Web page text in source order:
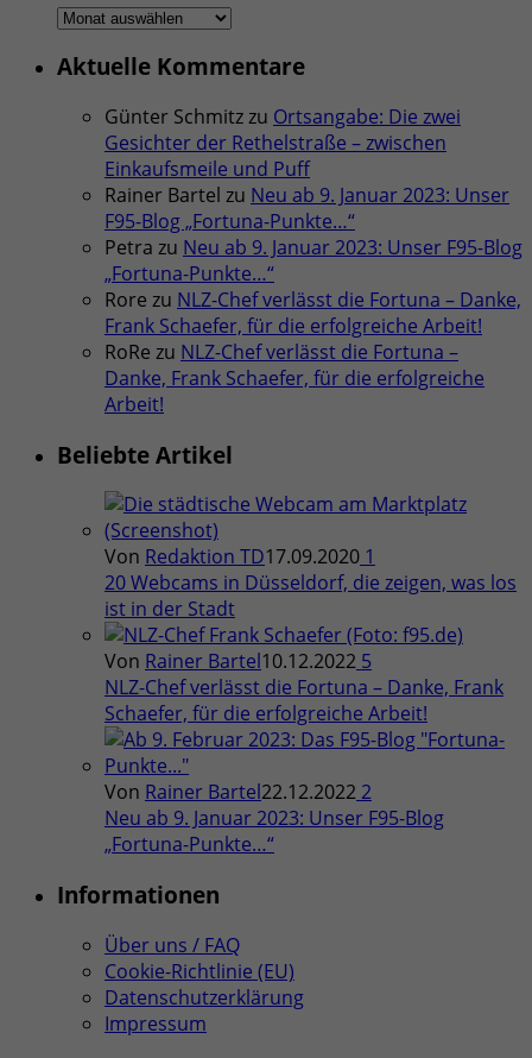
Ältere
Aktuelle Kommentare
Günter Schmitzzu Ortsangabe: Die zwei
Gesichter der Rethelstraße – zwischen
Einkaufsmeile und Puff
Rainer Bartel zu Neu ab 9. Januar 2023: Unser
F95-Blog „Fortuna-Punkte…“
Petra zu Neu ab 9. Januar 2023: Unser F95-Blog
„Fortuna-Punkte…“
Rore zu NLZ-Chef verlässt die Fortuna – Danke,
Frank Schaefer, für die erfolgreiche Arbeit!
RoRe zu NLZ-Chef verlässt die Fortuna –
Danke, Frank Schaefer, für die erfolgreiche
Arbeit!
Beliebte Artikel
Von Redaktion TD17.09.2020 1
20 Webcams in Düsseldorf, die zeigen, was los
ist in der Stadt
Von Rainer Bartel10.12.2022 5
NLZ-Chef verlässt die Fortuna – Danke, Frank
Schaefer, für die erfolgreiche Arbeit!
Von Rainer Bartel22.12.2022 2
Neu ab 9. Januar 2023: Unser F95-Blog
„Fortuna-Punkte…“
Informationen
Über uns / FAQ
Cookie-Richtlinie (EU)
Datenschutzerklärung
Impressum